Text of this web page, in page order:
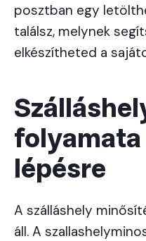
posztban egy
találsz, melynek
elkészítheted a
lépésre
A szálláshely
áll. A